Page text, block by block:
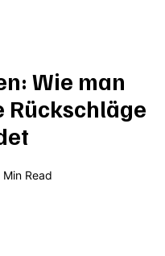
Wie man
Rückschläge
Min Read